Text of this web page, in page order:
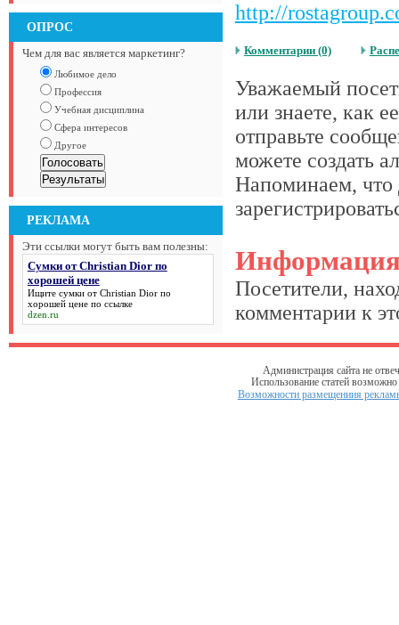
ОПРОС
Чем для вас является маркетинг?
Любимое дело
Профессия
Учебная дисциплина
Сфера интересов
Другое
РЕКЛАМА
Эти ссылки могут быть вам полезны:
Сумки от Christian Dior по
хорошей цене
Ищите сумки от Christian Dior по
хорошей ценепо ссылке
dzen.ru
http://
Комментарии (0)
Уважаемый
или знаете, как
отправьте
можете создать
Напоминаем, что
Посетители,
комментарии к
Администрация сайта не
Использование статей
Возможности размещениия